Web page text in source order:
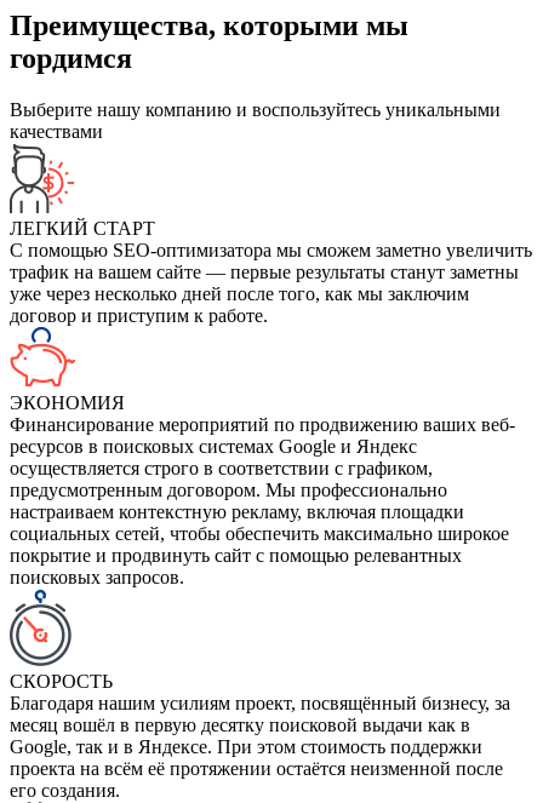
Преимущества, которыми мы
гордимся
Выберите нашу компанию и воспользуйтесь уникальными
качествами
ЛЕГКИЙ СТАРТ
С помощью SEO-оптимизатора мы сможем заметно увеличить
трафик на вашем сайте — первые результаты станут заметны
уже через несколько дней после того, как мы заключим
договор и приступим к работе.
ЭКОНОМИЯ
Финансирование мероприятий по продвижению ваших веб-
ресурсов в поисковых системах Google и Яндекс
осуществляется строго в соответствии с графиком,
предусмотренным договором. Мы профессионально
настраиваем контекстную рекламу, включая площадки
социальных сетей, чтобы обеспечить максимально широкое
покрытие и продвинуть сайт с помощью релевантных
поисковых запросов.
СКОРОСТЬ
Благодаря нашим усилиям проект, посвящённый бизнесу, за
месяц вошёл в первую десятку поисковой выдачи как в
Google, так и в Яндексе. При этом стоимость поддержки
проекта на всём её протяжении остаётся неизменной после
его создания.